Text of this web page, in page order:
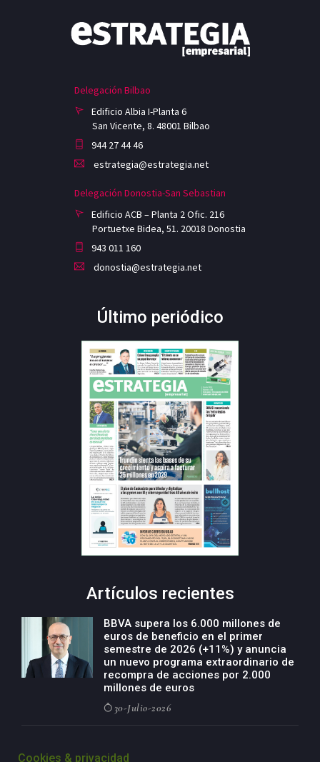
Delegación Bilbao
Edificio Albia I-Planta 6
San Vicente, 8. 48001 Bilbao
944 27 44 46
estrategia@estrategia.net
Delegación Donostia-San Sebastian
Edificio ACB – Planta 2 Ofic. 216
Portuetxe Bidea, 51. 20018 Donostia
943 011 160
donostia@estrategia.net
Último periódico
Artículos recientes
BBVA supera los 6.000 millones de
euros de beneficio en el primer
semestre de 2026 (+11%) y anuncia
un nuevo programa extraordinario de
recompra de acciones por 2.000
millones de euros
30-Julio-2026
negocio agro con un modelo global
Cookies & privacidad